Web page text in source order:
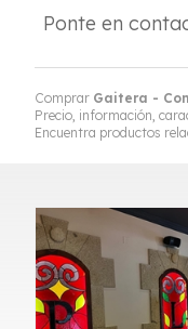
Comprar Gaitera -
Precio, información,
Encuentra productos
Ponte en